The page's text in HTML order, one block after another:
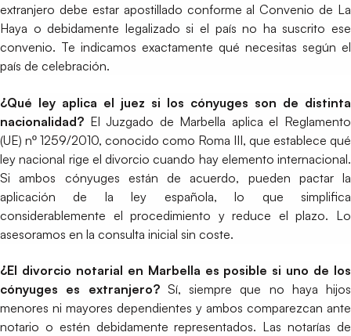
extranjero debe estar apostillado conforme al Convenio de La
Haya o debidamente legalizado si el país no ha suscrito ese
convenio. Te indicamos exactamente qué necesitas según el
país de celebración.
¿Qué ley aplica el juez si los cónyuges son de distinta
nacionalidad? El Juzgado de Marbella aplica el Reglamento
(UE) nº 1259/2010, conocido como Roma III, que establece qué
ley nacional rige el divorcio cuando hay elemento internacional.
Si ambos cónyuges están de acuerdo, pueden pactar la
aplicación de la ley española, lo que simplifica
considerablemente el procedimiento y reduce el plazo. Lo
asesoramos en la consulta inicial sin coste.
¿El divorcio notarial en Marbella es posible si uno de los
cónyuges es extranjero?Sí, siempre que no haya hijos
menores ni mayores dependientes y ambos comparezcan ante
notario o estén debidamente representados. Las notarías de